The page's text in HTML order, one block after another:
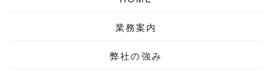
業務案内
弊社の強み